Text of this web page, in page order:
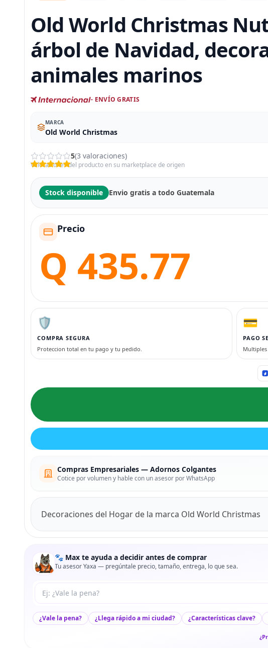
Old World Christmas
árbol de Navidad,
animales marinos
- ENVÍO GRATIS
MARCA
Old World Christmas
5(3 valoraciones)
Valoraciones del producto en su marketplace de origen
Stock disponible Envio gratis a todo Guatemala
Precio
Q 435.77
🛡️
COMPRA SEGURA
Proteccion total en tu pago y tu pedido.
💳
PAGO
Compras Empresariales — Adornos Colgantes
Cotice por volumen y hable con un asesor por WhatsApp
Decoraciones del Hogar de la marca Old World Christmas
🐾 Max te ayuda a decidir antes de comprar
Tu asesor Yaxa — pregúntale precio, tamaño, entrega, lo que sea.
Tu pregunta a Max
¿Vale la pena? ¿Llega rápido a mi ciudad? ¿Características clave?